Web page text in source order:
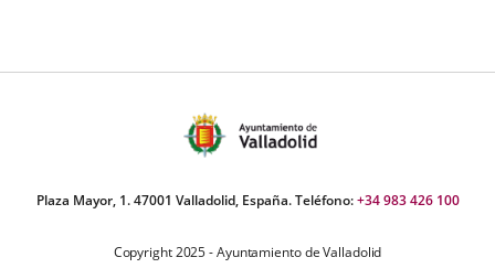
Plaza Mayor, 1. 47001 Valladolid, España. Teléfono:+34 983 426 100
Copyright 2025 - Ayuntamiento de Valladolid